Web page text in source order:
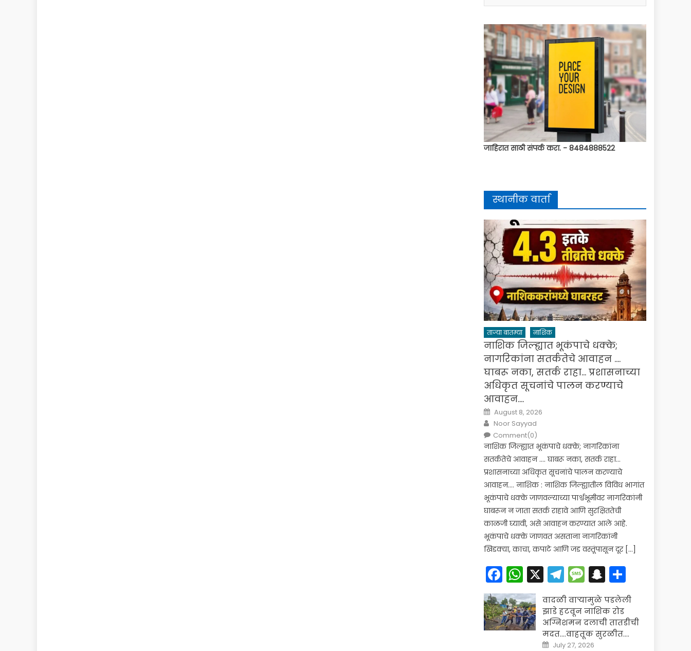
जाहिरात साठी संपर्क करा. - 8484888522
स्थानीक वार्ता
ताज्या बातम्या नाशिक
नाशिक जिल्ह्यात भूकंपाचे धक्के;
नागरिकांना सतर्कतेचे आवाहन ….
घाबरू नका, सतर्क राहा… प्रशासनाच्या
अधिकृत सूचनांचे पालन करण्याचे
आवाहन….
Posted
on
August 8, 2026
Author
Noor Sayyad
Comment(0)
नाशिक जिल्ह्यात भूकंपाचे धक्के; नागरिकांना
सतर्कतेचे आवाहन …. घाबरू नका, सतर्क राहा…
प्रशासनाच्या अधिकृत सूचनांचे पालन करण्याचे
आवाहन…. नाशिक : नाशिक जिल्ह्यातील विविध भागांत
भूकंपाचे धक्के जाणवल्याच्या पार्श्वभूमीवर नागरिकांनी
घाबरून न जाता सतर्क राहावे आणि सुरक्षिततेची
काळजी घ्यावी, असे आवाहन करण्यात आले आहे.
भूकंपाचे धक्के जाणवत असताना नागरिकांनी
खिडक्या, काचा, कपाटे आणि जड वस्तूंपासून दूर […]
Facebook
WhatsApp
X Telegram
Message
Snapchat
वादळी वाऱ्यामुळे पडलेली
झाडे हटवून नाशिक रोड
अग्निशमन दलाची तातडीची
मदत….वाहतूक सुरळीत….
Posted
July 27, 2026